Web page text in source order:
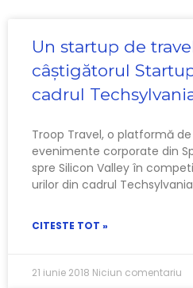
Un startup de
câștigătorul
cadrul
Troop Travel, o platformă
evenimente corporate din
spre Silicon Valley în
urilor din cadrul
CITESTE TOT »
21 iunie 2018 Niciun comentariu